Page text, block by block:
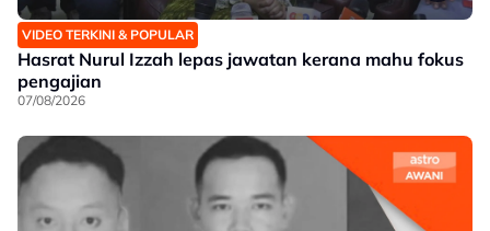
VIDEO TERKINI & POPULAR
Hasrat Nurul Izzah lepas jawatan kerana mahu fokus
pengajian
07/08/2026